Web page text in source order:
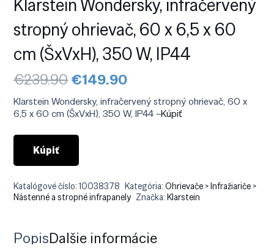
Klarstein Wondersky, infračervený
stropný ohrievač, 60 x 6,5 x 60
cm (ŠxVxH), 350 W, IP44
€239.90Pôvodná
cena
bola:
€239.90.
€149.90Aktuálna
je:
€149.90.
Klarstein Wondersky, infračervený stropný ohrievač, 60 x
6,5 x 60 cm (ŠxVxH), 350 W, IP44 –Kúpiť
Kúpiť
Katalógové číslo:10038378 Kategória:Ohrievače > Infražiariče >
Nástenné a stropné infrapanely Značka:Klarstein
PopisĎalšie informácie